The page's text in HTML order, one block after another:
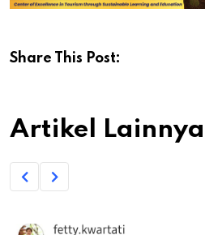
Share This Post:
Artikel Lainnya